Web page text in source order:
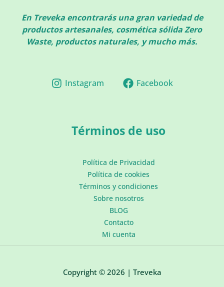
En Treveka encontrarás una gran variedad de
productos artesanales, cosmética sólida Zero
Waste, productos naturales, y mucho más.
Instagram Facebook
Términos de uso
Política de Privacidad
Política de cookies
Términos y condiciones
Sobre nosotros
BLOG
Contacto
Mi cuenta
Copyright © 2026 | Treveka